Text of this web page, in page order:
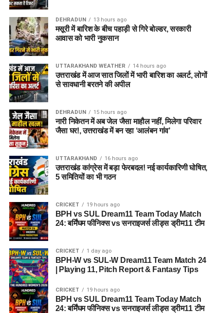
DEHRADUN 13 hours ago
मसूरी में बारिश के बीच पहाड़ी से गिरे बोल्डर, सरकारी
आवास को भारी नुकसान
UTTARAKHAND WEATHER 14 hours ago
उत्तराखंड में आज सात जिलों में भारी बारिश का अलर्ट, लोगों
से सावधानी बरतने की अपील
DEHRADUN 15 hours ago
नारी निकेतन में अब जेल जैसा माहौल नहीं, मिलेगा परिवार
जैसा घर!, उत्तराखंड में बन रहा ‘आलंबन गांव’
UTTARAKHAND 16 hours ago
उत्तराखंड कांग्रेस में बड़ा फेरबदल! नई कार्यकारिणी घोषित,
5 समितियों का भी गठन
CRICKET 19 hours ago
BPH vs SUL Dream11 Team Today Match
24: बर्मिंघम फीनिक्स vs सनराइजर्स लीड्स ड्रीम11 टीम
CRICKET 1 day ago
BPH-W vs SUL-W Dream11 Team Match 24
| Playing 11, Pitch Report & Fantasy Tips
CRICKET 19 hours ago
BPH vs SUL Dream11 Team Today Match
24: बर्मिंघम फीनिक्स vs सनराइजर्स लीड्स ड्रीम11 टीम